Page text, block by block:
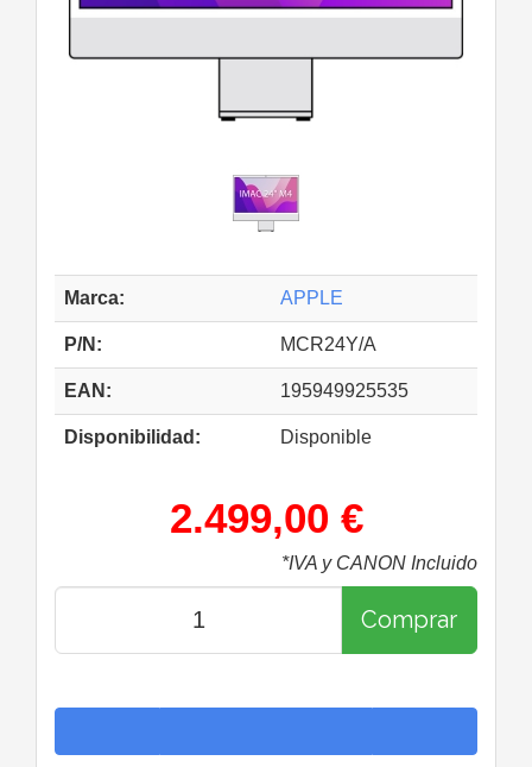
Marca: APPLE
P/N: MCR24Y/A
EAN: 195949925535
Disponibilidad: Disponible
2.499,00 €
*IVA y CANON Incluido
Comprar